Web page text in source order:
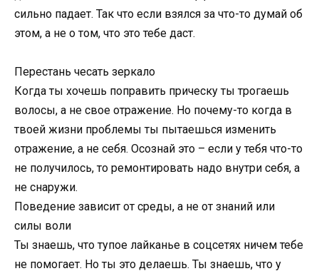
сильно падает. Так что если взялся за что-то думай об
этом, а не о том, что это тебе даст.
Перестань чесать зеркало
Когда ты хочешь поправить прическу ты трогаешь
волосы, а не свое отражение. Но почему-то когда в
твоей жизни проблемы ты пытаешься изменить
отражение, а не себя. Осознай это – если у тебя что-то
не получилось, то ремонтировать надо внутри себя, а
не снаружи.
Поведение зависит от среды, а не от знаний или
силы воли
Ты знаешь, что тупое лайканье в соцсетях ничем тебе
не помогает. Но ты это делаешь. Ты знаешь, что у